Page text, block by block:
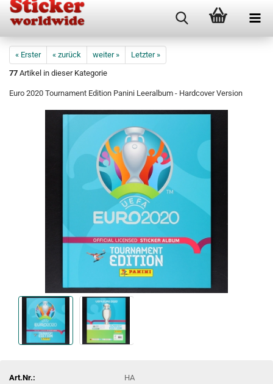
« Erster « zurück weiter »
Letzter »
77 Artikel in dieser Kategorie
Euro 2020 Tournament Edition Panini Leeralbum - Hardcover Version
Art.Nr.:
HA